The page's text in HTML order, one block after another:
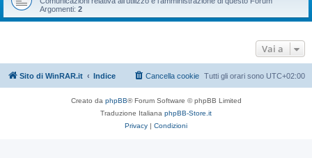
Argomenti: 2
Vai a
Sito di WinRAR.it Indice Tutti gli orari sono UTC+02:00
Cancella cookie
Creato da phpBB® Forum Software © phpBB Limited
Traduzione Italiana phpBB-Store.it
Privacy | Condizioni